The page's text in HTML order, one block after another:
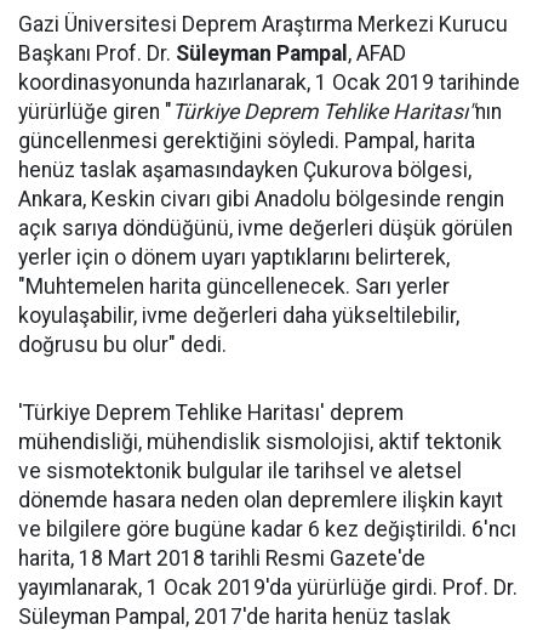
Gazi Üniversitesi Deprem Araştırma Merkezi Kurucu
Başkanı Prof. Dr. Süleyman Pampal , AFAD
koordinasyonunda hazırlanarak, 1 Ocak 2019 tarihinde
yürürlüğe giren " Türkiye Deprem Tehlike Haritası"nın
güncellenmesi gerektiğini söyledi. Pampal, harita
henüz taslak aşamasındayken Çukurova bölgesi,
Ankara, Keskin civarı gibi Anadolu bölgesinde rengin
açık sarıya döndüğünü, ivme değerleri düşük görülen
yerler için o dönem uyarı yaptıklarını belirterek,
"Muhtemelen harita güncellenecek. Sarı yerler
koyulaşabilir, ivme değerleri daha yükseltilebilir,
doğrusu bu olur" dedi.
'Türkiye Deprem Tehlike Haritası' deprem
mühendisliği, mühendislik sismolojisi, aktif tektonik
ve sismotektonik bulgular ile tarihsel ve aletsel
dönemde hasara neden olan depremlere ilişkin kayıt
ve bilgilere göre bugüne kadar 6 kez değiştirildi. 6'ncı
harita, 18 Mart 2018 tarihli Resmi Gazete'de
yayımlanarak, 1 Ocak 2019'da yürürlüğe girdi. Prof. Dr.
Süleyman Pampal, 2017'de harita henüz taslak